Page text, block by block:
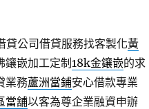
貸公司借貸服務找客製化黃
嵌加工定制 18k金鑲嵌的求
業務蘆洲當鋪安心借款專業
當舖以客為尊企業融資申辦